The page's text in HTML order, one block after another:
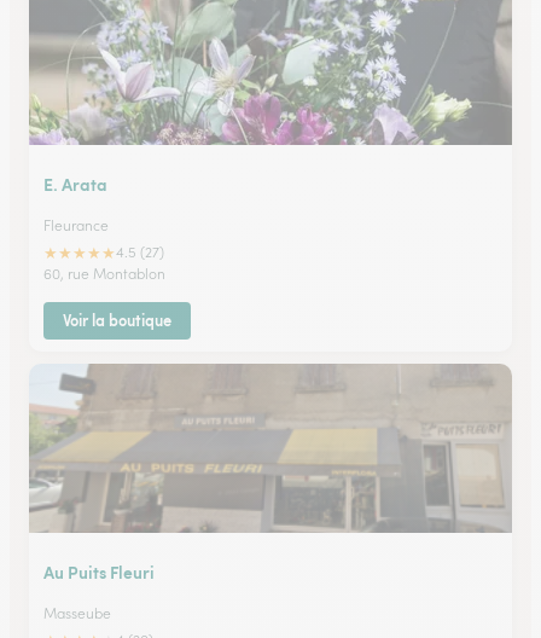
E. Arata
Fleurance
★★★★★4.5 (27)
60, rue Montablon
Voir la boutique
Au Puits Fleuri
Masseube